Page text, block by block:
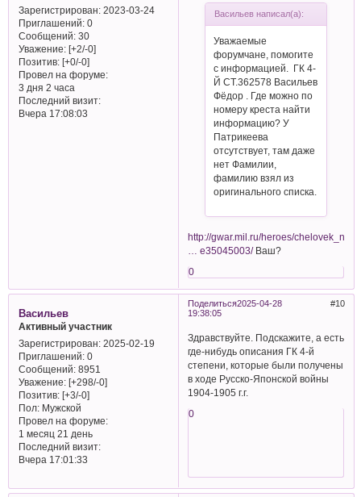
Зарегистрирован: 2023-03-24
Приглашений:0
Сообщений:30
Уважение: [+2/-0]
Позитив: [+0/-0]
Провел на форуме:
3 дня 2 часа
Последний визит:
Вчера 17:08:03
Васильев написал(а):
Уважаемые
форумчане, помогите
с информацией. ГК 4-
Й СТ.362578 Васильев
Фёдор . Где можно по
номеру креста найти
информацию? У
Патрикеева
отсутствует, там даже
нет Фамилии,
фамилию взял из
оригинального списка.
http://gwar.mil.ru/heroes/chelovek_nagr
… e35045003/Ваш?
0
Поделиться 10
2025-04-28
19:38:05
Васильев
Активный участник
Зарегистрирован: 2025-02-19
Приглашений:0
Сообщений:8951
Уважение: [+298/-0]
Позитив: [+3/-0]
Пол:Мужской
Провел на форуме:
1 месяц 21 день
Последний визит:
Вчера 17:01:33
Здравствуйте. Подскажите, а есть
где-нибудь описания ГК 4-й
степени, которые были получены
в ходе Русско-Японской войны
1904-1905 г.г.
0